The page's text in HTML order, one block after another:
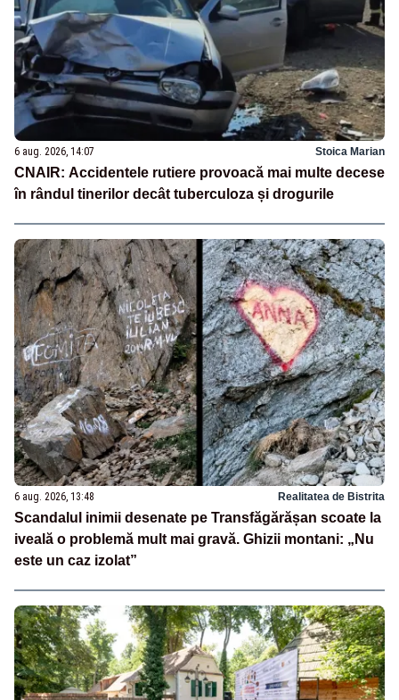
6 aug. 2026, 14:07 Stoica Marian
CNAIR: Accidentele rutiere provoacă mai multe decese
în rândul tinerilor decât tuberculoza și drogurile
6 aug. 2026, 13:48 Realitatea de Bistrita
Scandalul inimii desenate pe Transfăgărășan scoate la
iveală o problemă mult mai gravă. Ghizii montani: „Nu
este un caz izolat”